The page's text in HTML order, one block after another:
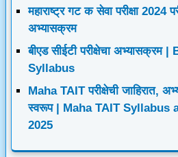
महाराष्ट्र गट क सेवा परीक्षा 2024
अभ्यासक्रम
बीएड सीईटी परीक्षेचा
Syllabus
Maha TAIT परीक्षेची जाहिरात,
स्वरूप | Maha TAIT Syllabus
2025